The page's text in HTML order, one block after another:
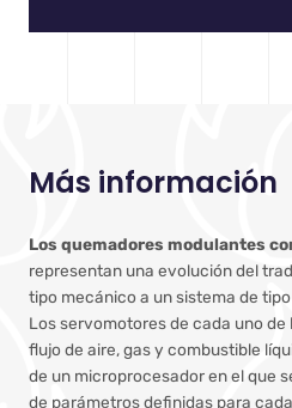
Más información
Los quemadores modulantes
representan una evolución del
tipo mecánico a un sistema de
Los servomotores de cada uno
flujo de aire, gas y combustible
de un microprocesador en el que
de parámetros definidas para